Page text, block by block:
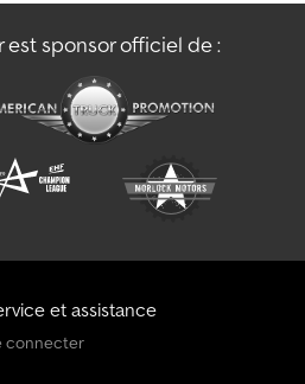
suivantes : allemand, anglais,
proposons et recommandons
examen de la marchandise, afin
de la part de l’acheteur
Les visites et examens sont
rendez-vous et vivement souhaités.
fournies sans garantie. Nous
en cas d’erreurs ou
intermédiaire et d’erreurs.
est sponsor officiel de :
et assistance
connecter